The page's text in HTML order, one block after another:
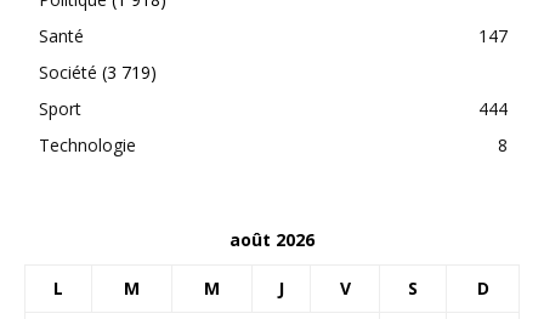
Santé
147
Société (3 719)
Sport
444
Technologie
8
août 2026
L M M J V S D